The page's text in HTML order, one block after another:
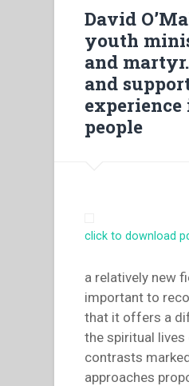
David
youth
and
and
people
click to download
a relatively new
important to
that it offers a
the spiritual
contrasts
approaches